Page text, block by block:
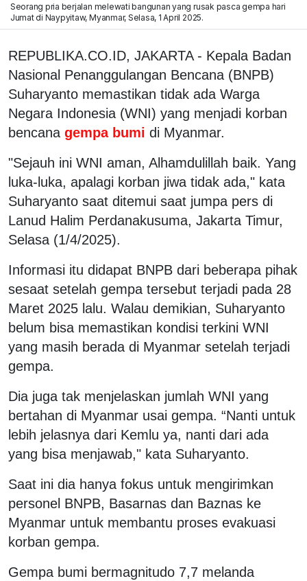
Seorang pria berjalan melewati bangunan yang rusak pasca gempa hari
Jumat di Naypyitaw, Myanmar, Selasa, 1 April 2025.
REPUBLIKA.CO.ID, JAKARTA - Kepala Badan
Nasional Penanggulangan Bencana (BNPB)
Suharyanto memastikan tidak ada Warga
Negara Indonesia (WNI) yang menjadi korban
bencana gempa bumi di Myanmar.
"Sejauh ini WNI aman, Alhamdulillah baik. Yang
luka-luka, apalagi korban jiwa tidak ada," kata
Suharyanto saat ditemui saat jumpa pers di
Lanud Halim Perdanakusuma, Jakarta Timur,
Selasa (1/4/2025).
Informasi itu didapat BNPB dari beberapa pihak
sesaat setelah gempa tersebut terjadi pada 28
Maret 2025 lalu. Walau demikian, Suharyanto
belum bisa memastikan kondisi terkini WNI
yang masih berada di Myanmar setelah terjadi
gempa.
Dia juga tak menjelaskan jumlah WNI yang
bertahan di Myanmar usai gempa. “Nanti untuk
lebih jelasnya dari Kemlu ya, nanti dari ada
yang bisa menjawab," kata Suharyanto.
Saat ini dia hanya fokus untuk mengirimkan
personel BNPB, Basarnas dan Baznas ke
Myanmar untuk membantu proses evakuasi
korban gempa.
Gempa bumi bermagnitudo 7,7 melanda